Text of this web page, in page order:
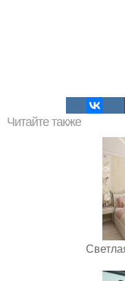
Читайте также